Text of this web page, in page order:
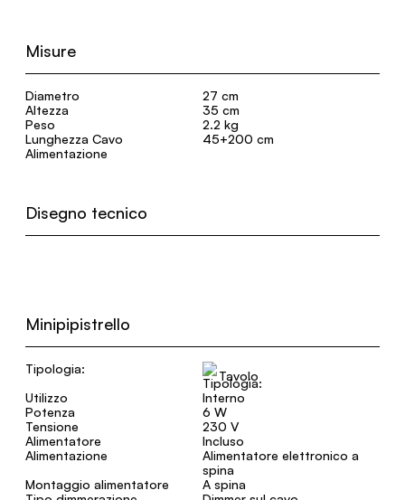
Misure
Diametro
27 cm
Altezza
35 cm
Peso
2.2 kg
Lunghezza Cavo
Alimentazione
45+200 cm
Disegno tecnico
Minipipistrello
Tipologia:
Tavolo
Utilizzo
Interno
Potenza
6 W
Tensione
230 V
Alimentatore
Incluso
Alimentazione
Alimentatore elettronico a
spina
Montaggio alimentatore
A spina